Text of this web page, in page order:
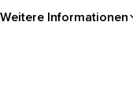
Weitere Informationen